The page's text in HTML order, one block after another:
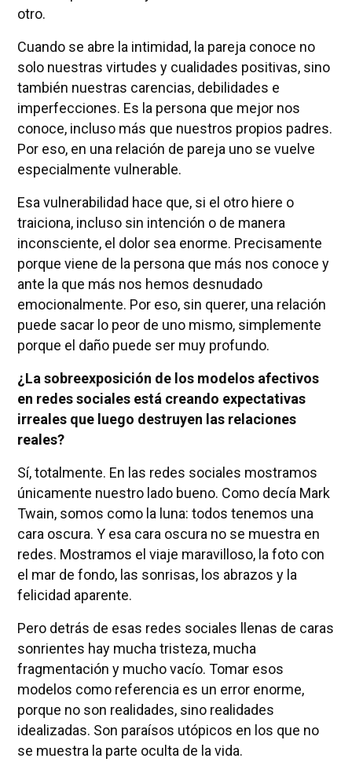
otro.
Cuando se abre la intimidad, la pareja conoce no
solo nuestras virtudes y cualidades positivas, sino
también nuestras carencias, debilidades e
imperfecciones. Es la persona que mejor nos
conoce, incluso más que nuestros propios padres.
Por eso, en una relación de pareja uno se vuelve
especialmente vulnerable.
Esa vulnerabilidad hace que, si el otro hiere o
traiciona, incluso sin intención o de manera
inconsciente, el dolor sea enorme. Precisamente
porque viene de la persona que más nos conoce y
ante la que más nos hemos desnudado
emocionalmente. Por eso, sin querer, una relación
puede sacar lo peor de uno mismo, simplemente
porque el daño puede ser muy profundo.
¿La sobreexposición de los modelos afectivos
en redes sociales está creando expectativas
irreales que luego destruyen las relaciones
reales?
Sí, totalmente. En las redes sociales mostramos
únicamente nuestro lado bueno. Como decía Mark
Twain, somos como la luna: todos tenemos una
cara oscura. Y esa cara oscura no se muestra en
redes. Mostramos el viaje maravilloso, la foto con
el mar de fondo, las sonrisas, los abrazos y la
felicidad aparente.
Pero detrás de esas redes sociales llenas de caras
sonrientes hay mucha tristeza, mucha
fragmentación y mucho vacío. Tomar esos
modelos como referencia es un error enorme,
porque no son realidades, sino realidades
idealizadas. Son paraísos utópicos en los que no
se muestra la parte oculta de la vida.